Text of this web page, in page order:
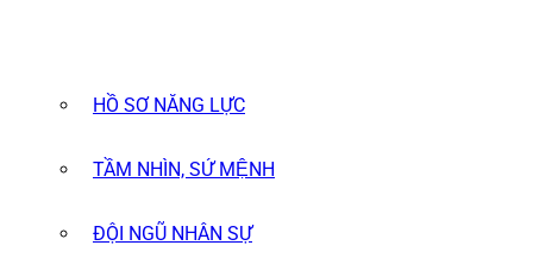
HỒ SƠ NĂNG LỰC
TẦM NHÌN, SỨ MỆNH
ĐỘI NGŨ NHÂN SỰ